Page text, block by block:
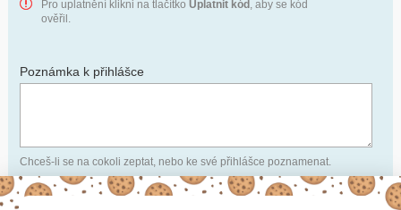
Pro uplatnění klikni na tlačítko Uplatnit kód , aby se kód
ověřil.
Poznámka k přihlášce
Chceš-li se na cokoli zeptat, nebo ke své přihlášce poznamenat.
Anonymní profil – odesláním přihlášky se automaticky